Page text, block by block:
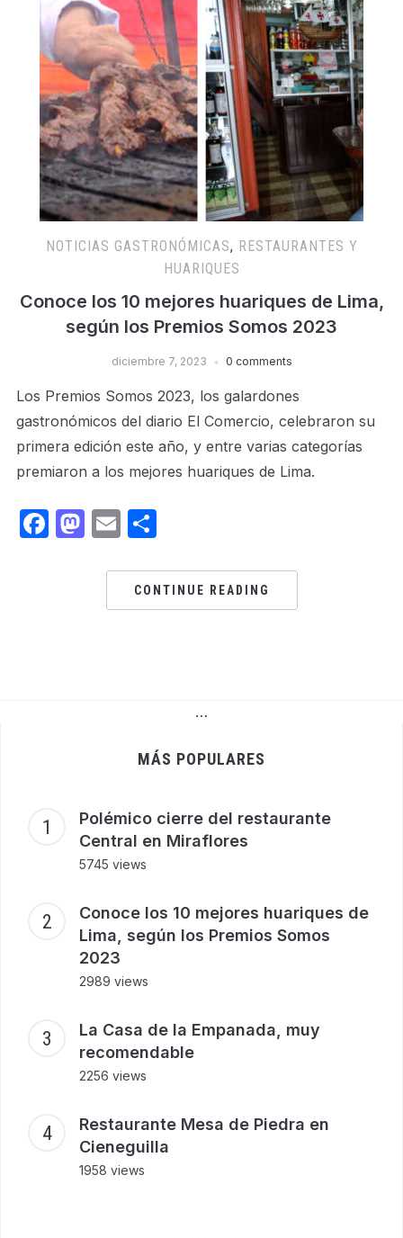
NOTICIAS GASTRONÓMICAS, RESTAURANTES Y
HUARIQUES
Conoce los 10 mejores huariques de Lima,
según los Premios Somos 2023
diciembre 7, 2023 0 comments
Los Premios Somos 2023, los galardones
gastronómicos del diario El Comercio, celebraron su
primera edición este año, y entre varias categorías
premiaron a los mejores huariques de Lima.
Facebook
Mastodon
EmailShare
CONTINUE READING
…
MÁS POPULARES
Polémico cierre del restaurante
Central en Miraflores
5745 views
Conoce los 10 mejores huariques de
Lima, según los Premios Somos
2023
2989 views
La Casa de la Empanada, muy
recomendable
2256 views
Restaurante Mesa de Piedra en
Cieneguilla
1958 views